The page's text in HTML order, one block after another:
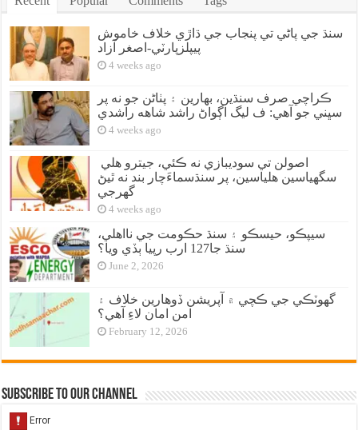
سنڌ جي پاڻي تي پنجاب جي ڌاڙي خلاف خاموش
پيپلزپارٽي-اصغر آزاد
4 weeks ago
ڪراچي صرف سنڌين، بهارين ۽ پٺاڻن جو نه پر
سڀني جو آهي: ف ليگ اڳواڻ راشد شاهه راشدي
4 weeks ago
سگهياسين هلياسين، پر سنڌسماءَچار بند نه ٿيڻ
گهرجي
4 weeks ago
سيپڪو، حيسڪو ۽ سنڌ حڪومت جي نااهلي،
سنڌ جا127 ارب رپيا ٻڏي ويا؟
June 2, 2026
گهوٽڪي جي ڪچي ۾ آپريشن ڏوهارين خلاف ۽
امن امان لاءِ آهي؟
February 12, 2026
Subscribe to our Channel